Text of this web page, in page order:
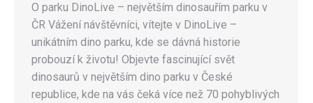
O parku DinoLive – největším dinosauřím parku v
ČR Vážení návštěvníci, vítejte v DinoLive –
unikátním dino parku, kde se dávná historie
probouzí k životu! Objevte fascinující svět
dinosaurů v největším dino parku v České
republice, kde na vás čeká více než 70 pohyblivých